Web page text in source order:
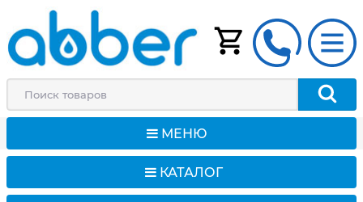
МЕНЮ
КАТАЛОГ